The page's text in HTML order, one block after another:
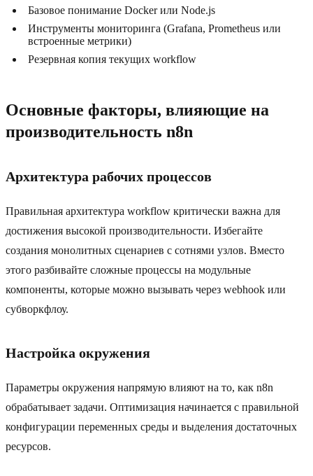
Базовое понимание Docker или Node.js
Инструменты мониторинга (Grafana, Prometheus или
встроенные метрики)
Резервная копия текущих workflow
Основные факторы, влияющие на
производительность n8n
Архитектура рабочих процессов
Правильная архитектура workflow критически важна для
достижения высокой производительности. Избегайте
создания монолитных сценариев с сотнями узлов. Вместо
этого разбивайте сложные процессы на модульные
компоненты, которые можно вызывать через webhook или
субворкфлоу.
Настройка окружения
Параметры окружения напрямую влияют на то, как n8n
обрабатывает задачи. Оптимизация начинается с правильной
конфигурации переменных среды и выделения достаточных
ресурсов.